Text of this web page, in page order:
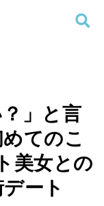
」と言
てのこ
美女との
ート